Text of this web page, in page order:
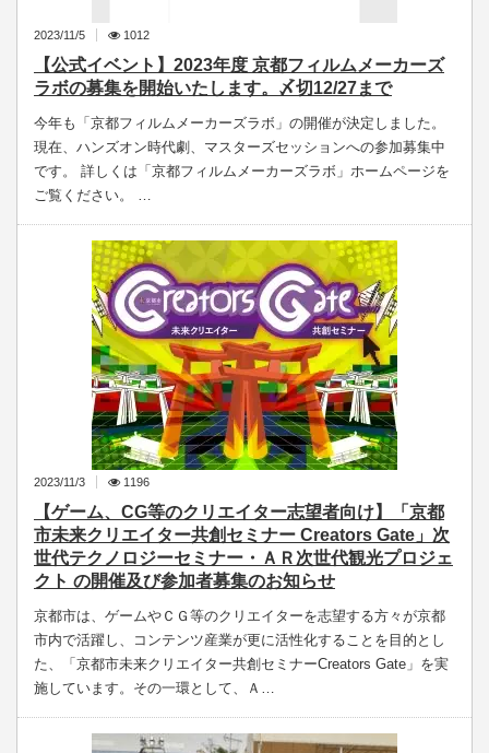
2023/11/5 1012
【公式イベント】2023年度 京都フィルムメーカーズ
ラボの募集を開始いたします。〆切12/27まで
今年も「京都フィルムメーカーズラボ」の開催が決定しました。
現在、ハンズオン時代劇、マスターズセッションへの参加募集中
です。 詳しくは「京都フィルムメーカーズラボ」ホームページを
ご覧ください。 …
2023/11/3 1196
【ゲーム、CG等のクリエイター志望者向け】「京都
市未来クリエイター共創セミナー Creators Gate」次
世代テクノロジーセミナー・ＡＲ次世代観光プロジェ
クト の開催及び参加者募集のお知らせ
京都市は、ゲームやＣＧ等のクリエイターを志望する方々が京都
市内で活躍し、コンテンツ産業が更に活性化することを目的とし
た、「京都市未来クリエイター共創セミナーCreators Gate」を実
施しています。その一環として、Ａ…